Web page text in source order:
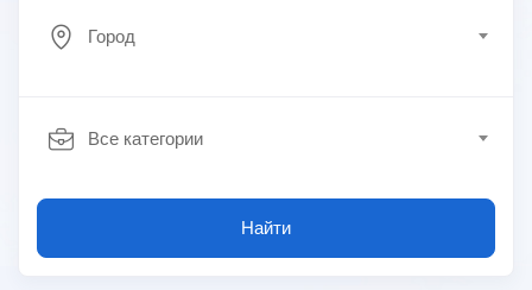
Город
Все категории
Найти